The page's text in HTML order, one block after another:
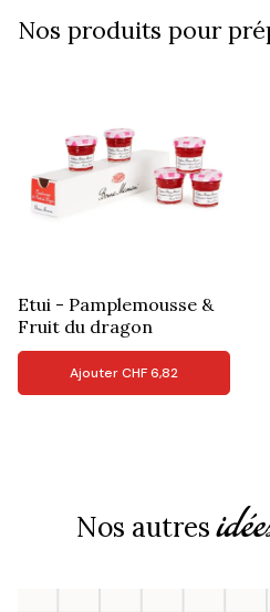
Nos produits pour
Etui - Pamplemousse &
Fruit du dragon
AjouterCHF6,82
Nos autres